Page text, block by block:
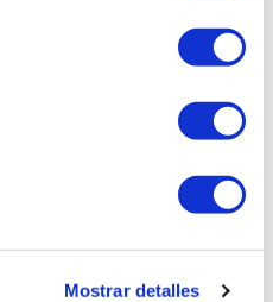
Mostrar detalles